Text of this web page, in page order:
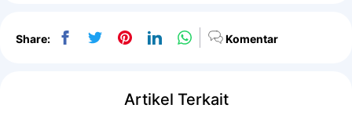
Share: Komentar
Artikel Terkait